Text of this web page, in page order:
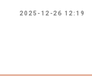
2025-12-26 12:19